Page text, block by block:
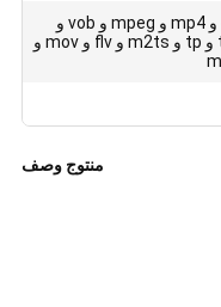
avi و divx و mp4 و mpeg و vob و
h264 و ts و tp و m2ts و flv و mov و
منتوج وصف